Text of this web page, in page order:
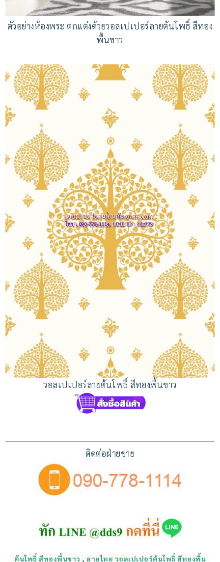
ตัวอย่างห้องพระ ตกแต่งด้วยวอลเปเปอร์ลายต้นโพธิ์ สีทอง
พื้นขาว
วอลเปเปอร์ลายต้นโพธิ์ สีทองพื้นขาว
ติดต่อฝ่ายขาย
ต้นโพธิ์ สีทองพื้นขาว , ลายไทย วอลเปเปอร์ต้นโพธิ์ สีทองพื้น